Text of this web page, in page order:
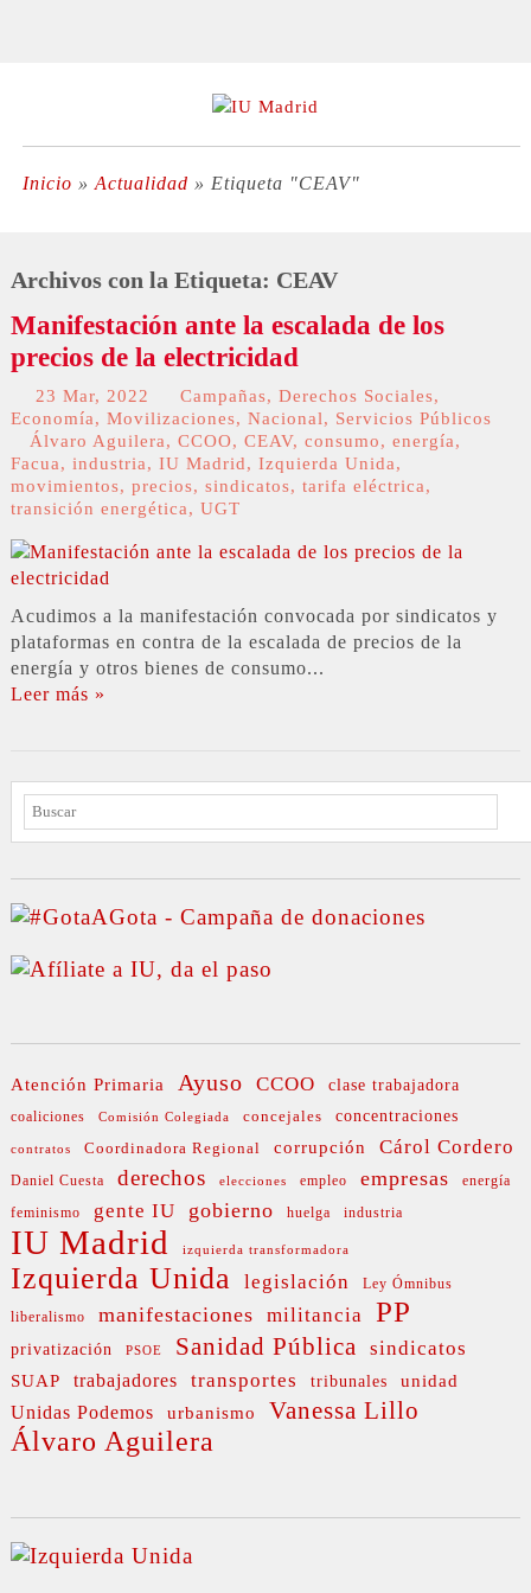
Inicio » Actualidad » Etiqueta "CEAV"
Archivos con la Etiqueta: CEAV
Manifestación ante la escalada de los
precios de la electricidad
23 Mar, 2022 Campañas, Derechos Sociales,
Economía, Movilizaciones, Nacional, Servicios Públicos
Álvaro Aguilera, CCOO, CEAV, consumo, energía,
Facua, industria, IU Madrid, Izquierda Unida,
movimientos, precios, sindicatos, tarifa eléctrica,
transición energética, UGT
Acudimos a la manifestación convocada por sindicatos y
plataformas en contra de la escalada de precios de la
energía y otros bienes de consumo...
Leer más »
BUSCAR
Atención Primaria Ayuso CCOO clase trabajadora
coaliciones Comisión Colegiada concejales concentraciones
contratos Coordinadora Regional corrupción Cárol Cordero
Daniel Cuesta derechos elecciones empleo empresas energía
feminismo gente IU gobierno huelga industria
IU Madrid izquierda transformadora
Izquierda Unida legislación Ley Ómnibus
liberalismo manifestaciones militancia PP
privatización PSOE Sanidad Pública sindicatos
SUAP trabajadores transportes tribunales unidad
Unidas Podemos urbanismo Vanessa Lillo
Álvaro Aguilera